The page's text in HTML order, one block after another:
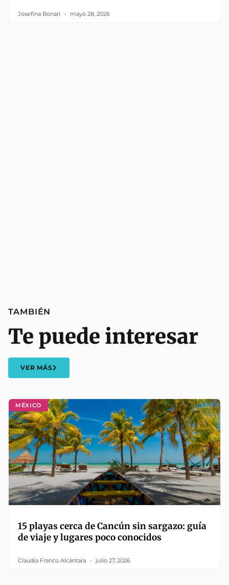
Josefina Bonari mayo 28, 2026
MÉXICO
15 playas cerca de Cancún sin sargazo: guía
de viaje y lugares poco conocidos
Claudia Franco Alcántara julio 27, 2026
TAMBIÉN
Te puede interesar
VER MÁS